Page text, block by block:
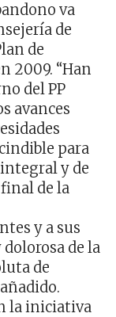
va
de
de
2009. “Han
del PP
avances
para
y de
de la
y a sus
de la
de
la iniciativa